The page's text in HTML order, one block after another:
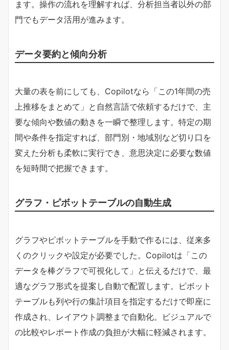
ます。操作の流れを理解すれば、分析担当者以外の部
門でもデータ活用が進みます。
データ要約と傾向分析
大量の表を前にしても、Copilotなら「この1年間の売
上推移をまとめて」と自然言語で依頼するだけで、主
要な傾向や数値の動きを一瞬で整理します。特定の期
間や条件を指定すれば、部門別・地域別など切り口を
変えた分析も柔軟に実行でき、意思決定に必要な数値
を短時間で把握できます。
グラフ・ピボットテーブルの自動生成
グラフやピボットテーブルを手動で作るには、従来多
くのクリックや設定が必要でした。Copilotは「この
データを棒グラフで可視化して」と伝えるだけで、最
適なグラフ形式を提案し自動で配置します。ピボット
テーブルも列や行の集計項目を指定するだけで即座に
作成され、レイアウト調整まで自動化。ビジュアルで
の比較やレポート作成の負担が大幅に軽減されます。